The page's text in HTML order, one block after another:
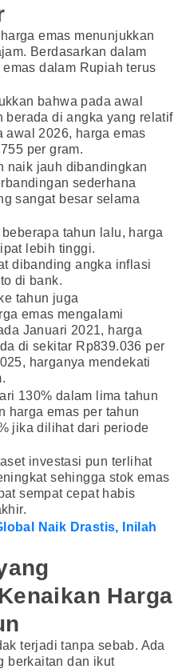
emas menunjukkan
Berdasarkan dalam
emas dalam Rupiah terus
bahwa pada awal
berada di angka yang relatif
awal 2026, harga emas
per gram.
naik jauh dibandingkan
sederhana
sangat besar selama
tahun lalu, harga
lebih tinggi.
dibanding angka inflasi
di bank.
tahun juga
emas mengalami
Januari 2021, harga
di sekitar Rp839.036 per
harganya mendekati
130% dalam lima tahun
harga emas per tahun
jika dilihat dari periode
investasi pun terlihat
sehingga stok emas
sempat cepat habis
Naik Drastis, Inilah
Harga
terjadi tanpa sebab. Ada
berkaitan dan ikut